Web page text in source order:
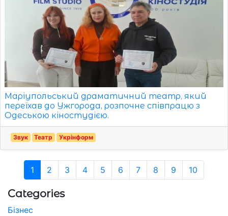
Маріупольський драматичний театр, який
переїхав до Ужгорода, розпочне співпрацю з
Одеською кіностудією.
Звук Театр Укрінформ
1 2 3 4 5 6 7 8 9 10
Categories
Бізнес